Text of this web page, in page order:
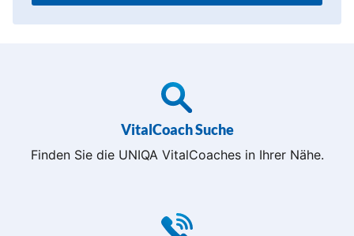
VitalCoach Suche
Finden Sie die UNIQA VitalCoaches in Ihrer Nähe.